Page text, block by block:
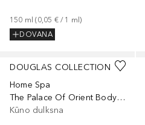
150 ml (0,05 € / 1 ml)
DOVANA
DOUGLAS COLLECTION
Home Spa
The Palace Of Orient Body Mist
Kūno dulksna